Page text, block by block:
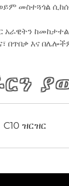
መስተጓጎል
አራዊትን
በጥበቃ እና
C10 ዝርዝር